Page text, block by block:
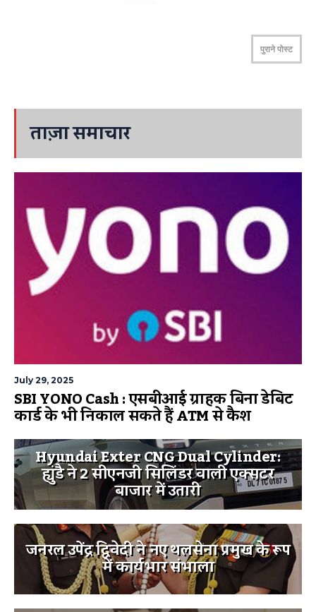
पुराने पोस्ट
ताज़ा समाचार
July 29, 2025
SBI YONO Cash : एसबीआई ग्राहक बिना डेबिट
कार्ड के भी निकाल सकते हैं ATM से कैश
Hyundai Exter CNG Dual Cylinder:
ह्युंडै ने 2 सीएनजी सिलिंडर वाली एक्सटर
बाजार में उतारी
जनरल उपेंद्र द्विवेदी ने नए थलसेना प्रमुख के रूप
में कार्यभार संभाला